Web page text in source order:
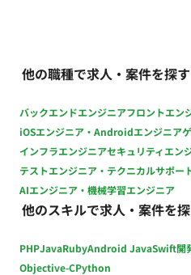
他の職種で求人・案件を探す
バックエンドエンジニアフロントエン
iOSエンジニア・Androidエンジニア
インフラエンジニアセキュリティエン
テストエンジニア・テクニカルサポー
AIエンジニア・機械学習エンジニア
他のスキルで求人・案件を
PHPJavaRubyAndroid JavaSwift開
Objective-CPython